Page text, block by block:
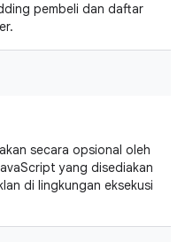
pembeli dan daftar
secara opsional oleh
yang disediakan
di lingkungan eksekusi